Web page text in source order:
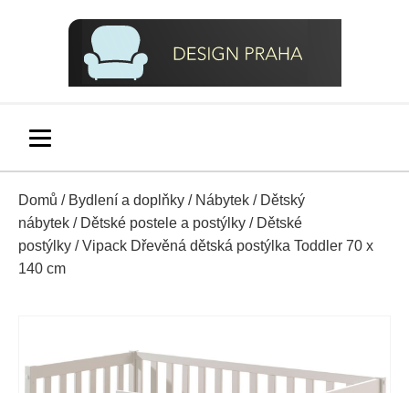
Domů / Bydlení a doplňky / Nábytek / Dětský
nábytek / Dětské postele a postýlky / Dětské
postýlky / Vipack Dřevěná dětská postýlka Toddler 70 x
140 cm